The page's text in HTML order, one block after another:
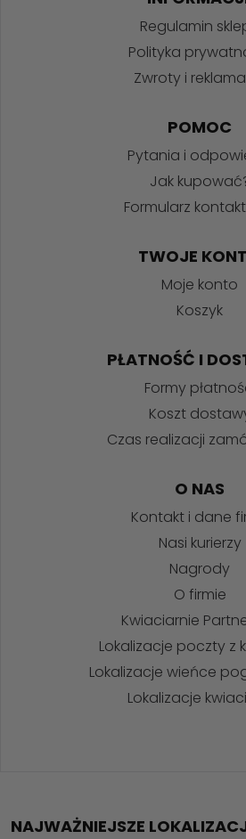
Regulamin
Polityka
Zwroty i
POMOC
Pytania i
Jak
Formularz
TWOJE
Moje konto
Koszyk
PŁATNOŚĆ I
Formy
Koszt
Czas realizacji
O NAS
Kontakt i dane
Nasi kurierzy
Nagrody
O firmie
Kwiaciarnie
Lokalizacje poczty z
Lokalizacje wieńce
Lokalizacje
NAJWAŻNIEJSZE